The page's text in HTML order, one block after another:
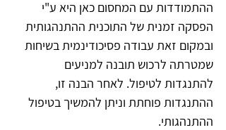
ההתמודדות עם המחסום כאן היא ע"י
הפסקה זמנית של התוכנית ההתנהגותית
ובמקום זאת עבודה פסיכודינמית בשיחות
שמטרתה לרכוש תובנה למניעים
להתנגדות לטיפול. לאחר הבנה זו,
ההתנגדות פוחתת וניתן להמשיך בטיפול
ההתנהגותי.